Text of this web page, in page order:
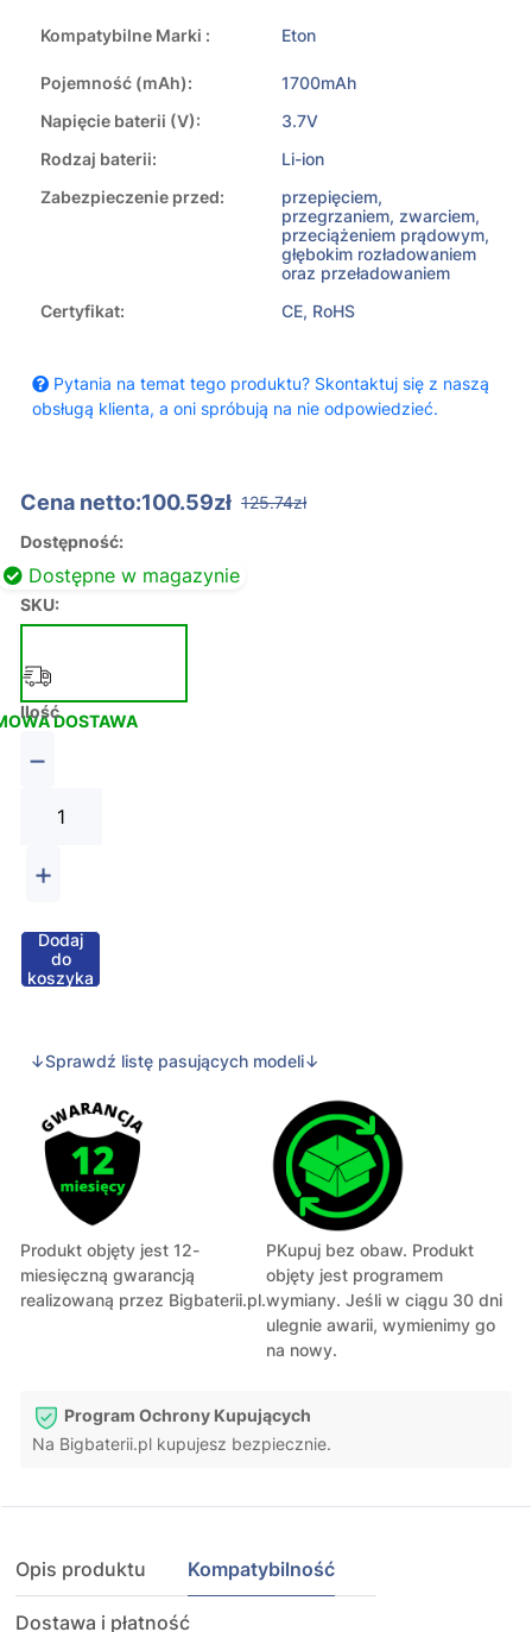
Kompatybilne Marki : Eton
Pojemność (mAh):
1700mAh
Napięcie baterii (V):
3.7V
Rodzaj baterii:
Li-ion
Zabezpieczenie przed:
przepięciem,
przegrzaniem, zwarciem,
przeciążeniem prądowym,
głębokim rozładowaniem
oraz przeładowaniem
Certyfikat:
CE, RoHS
Pytania na temat tego produktu? Skontaktuj się z naszą
obsługą klienta, a oni spróbują na nie odpowiedzieć.
Cena netto:100.59zł 125.74zł
Dostępność:
Dostępne w magazynie
SKU:
DOSTAWA
Ilość
−
+
Dodaj
do
koszyka
↓Sprawdź listę pasujących modeli↓
Produkt objęty jest 12-
miesięczną gwarancją
realizowaną przez Bigbaterii.pl.
PKupuj bez obaw. Produkt
objęty jest programem
wymiany. Jeśli w ciągu 30 dni
ulegnie awarii, wymienimy go
na nowy.
Program Ochrony Kupujących
Na Bigbaterii.pl kupujesz bezpiecznie.
Opis produktu Kompatybilność
Dostawa i płatność